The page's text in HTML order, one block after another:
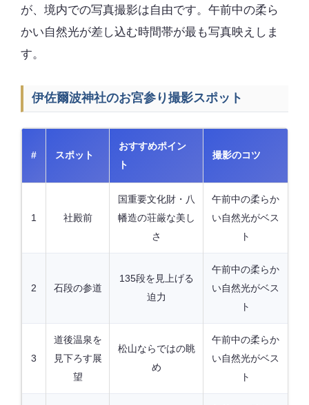
が、境内での写真撮影は自由です。午前中の柔ら
かい自然光が差し込む時間帯が最も写真映えしま
す。
伊佐爾波神社のお宮参り撮影スポット
# スポット
おすすめポイン
ト
撮影のコツ
1 社殿前
国重要文化財・八
幡造の荘厳な美し
さ
午前中の柔らか
い自然光がベス
ト
2 石段の参道
135段を見上げる
迫力
午前中の柔らか
い自然光がベス
ト
3
道後温泉を
見下ろす展
望
松山ならではの眺
め
午前中の柔らか
い自然光がベス
ト